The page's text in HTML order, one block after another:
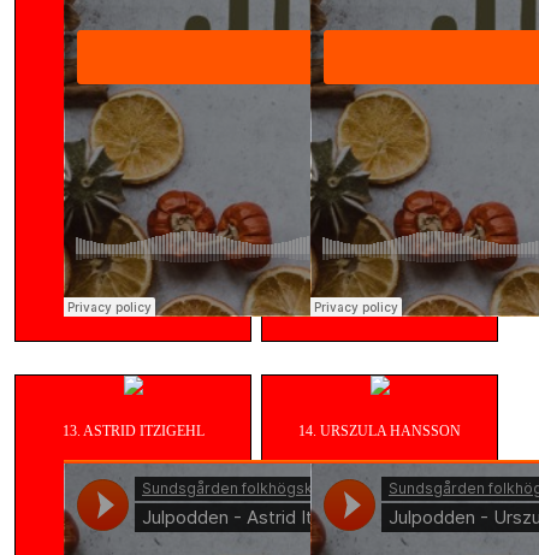
13. ASTRID ITZIGEHL 14. URSZULA HANSSON